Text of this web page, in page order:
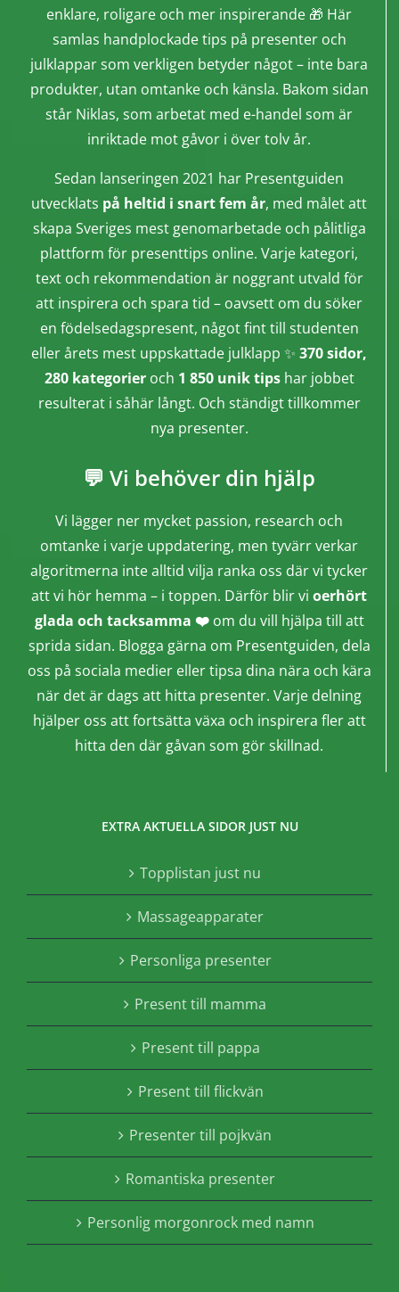
enklare, roligare och mer inspirerande 🎁 Här
samlas handplockade tips på presenter och
julklappar som verkligen betyder något – inte bara
produkter, utan omtanke och känsla. Bakom sidan
står Niklas, som arbetat med e-handel som är
inriktade mot gåvor i över tolv år.
Sedan lanseringen 2021 har Presentguiden
utvecklats på heltid i snart fem år, med målet att
skapa Sveriges mest genomarbetade och pålitliga
plattform för presenttips online. Varje kategori,
text och rekommendation är noggrant utvald för
att inspirera och spara tid – oavsett om du söker
en födelsedagspresent, något fint till studenten
eller årets mest uppskattade julklapp ✨ 370 sidor,
280 kategorieroch 1 850 unik tipshar jobbet
resulterat i såhär långt. Och ständigt tillkommer
nya presenter.
💬 Vi behöver din hjälp
Vi lägger ner mycket passion, research och
omtanke i varje uppdatering, men tyvärr verkar
algoritmerna inte alltid vilja ranka oss där vi tycker
att vi hör hemma – i toppen. Därför blir vi oerhört
glada och tacksamma ❤️om du vill hjälpa till att
sprida sidan. Blogga gärna om Presentguiden, dela
oss på sociala medier eller tipsa dina nära och kära
när det är dags att hitta presenter. Varje delning
hjälper oss att fortsätta växa och inspirera fler att
hitta den där gåvan som gör skillnad.
EXTRA AKTUELLA SIDOR JUST NU
Topplistan just nu
Massageapparater
Personliga presenter
Present till mamma
Present till pappa
Present till flickvän
Presenter till pojkvän
Romantiska presenter
Personlig morgonrock med namn